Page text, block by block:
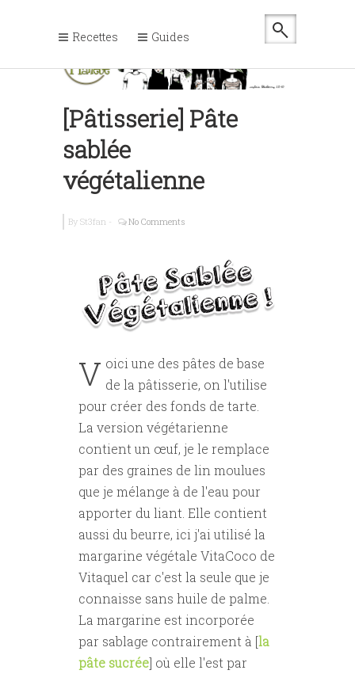
Recettes Guides
[Pâtisserie] Pâte
sablée
végétalienne
By St3fan - No Comments
V oici une des pâtes de base
de la pâtisserie, on l'utilise
pour créer des fonds de tarte.
La version végétarienne
contient un œuf, je le remplace
par des graines de lin moulues
que je mélange à de l'eau pour
apporter du liant. Elle contient
aussi du beurre, ici j'ai utilisé la
margarine végétale VitaCoco de
Vitaquel car c'est la seule que je
connaisse sans huile de palme.
La margarine est incorporée
par sablage contrairement à [la
pâte sucrée] où elle l'est par